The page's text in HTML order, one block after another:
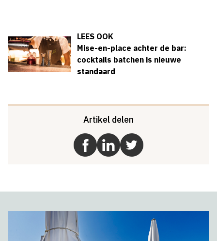
LEES OOK
Mise-en-place achter de bar:
cocktails batchen is nieuwe
standaard
Artikel delen